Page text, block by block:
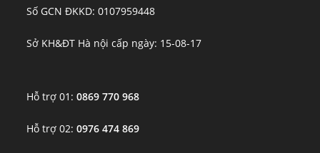
Số GCN ĐKKD: 0107959448
Sở KH&ĐT Hà nội cấp ngày: 15-08-17
Hỗ trợ 01:0869 770 968
Hỗ trợ 02:0976 474 869